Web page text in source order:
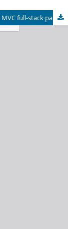
Diseño e implementación de una arquitectura MVC full-stack para un sistema de reservas multinegocio